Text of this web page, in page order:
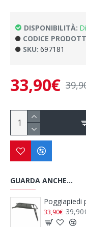
DISPONIBILITÀ:
CODICE
SKU: 697181
33,90€
GUARDA ANCHE...
Poggiatesta Nero per Poltrone
9,00€